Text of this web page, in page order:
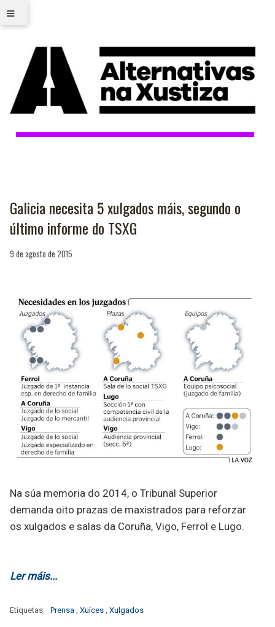
≡
Galicia necesita 5 xulgados máis, segundo o
último informe do TSXG
9 de agosto de 2015
Na súa memoria do 2014, o Tribunal Superior
demanda oito prazas de maxistrados para reforzar
os xulgados e salas da Coruña, Vigo, Ferrol e Lugo.
Ler máis...
Etiquetas: Prensa , Xuíces , Xulgados